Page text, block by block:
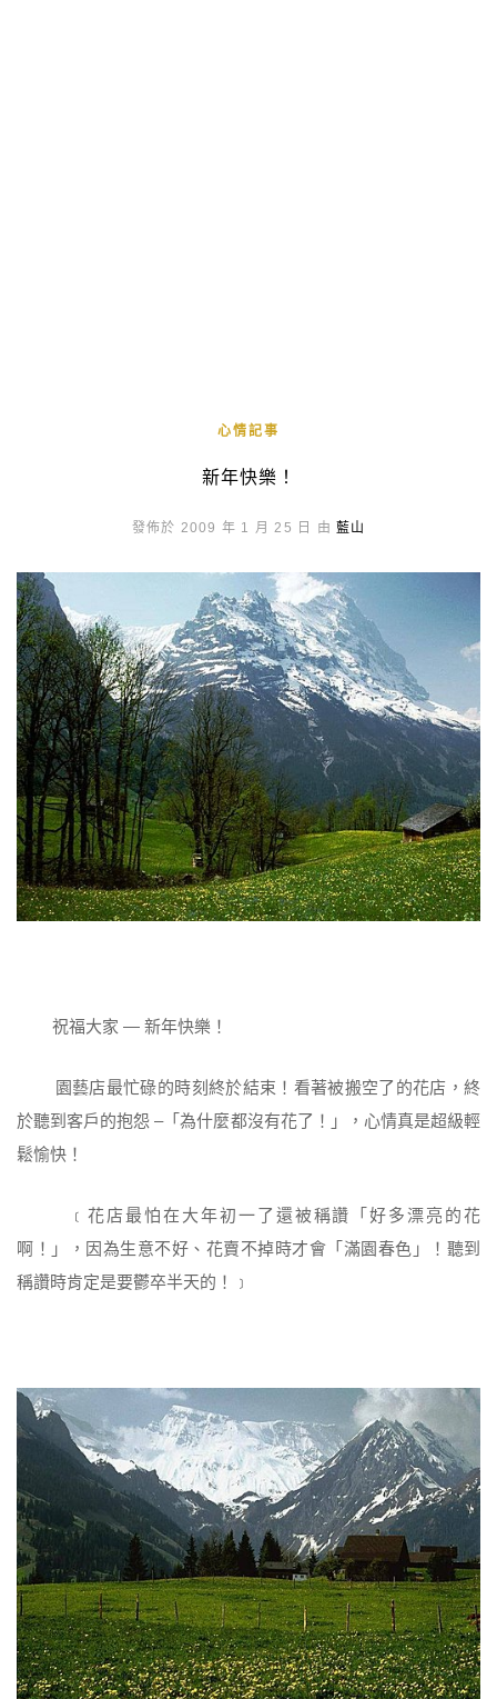
心情記事
新年快樂！
發佈於 2009 年 1 月 25 日 由 藍山
祝福大家 — 新年快樂！
園藝店最忙碌的時刻終於結束！看著被搬空了的花店，終
於聽到客戶的抱怨 –「為什麼都沒有花了！」，心情真是超級輕
鬆愉快！
﹝花店最怕在大年初一了還被稱讚「好多漂亮的花
啊！」，因為生意不好、花賣不掉時才會「滿園春色」！聽到
稱讚時肯定是要鬱卒半天的！﹞